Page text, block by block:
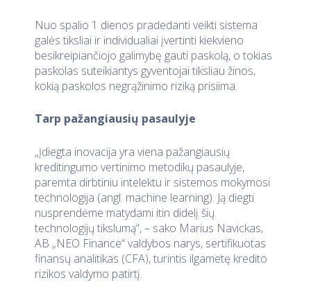
Nuo spalio 1 dienos pradedanti veikti sistema
galės tiksliai ir individualiai įvertinti kiekvieno
besikreipiančiojo galimybę gauti paskolą, o tokias
paskolas suteikiantys gyventojai tiksliau žinos,
kokią paskolos negrąžinimo riziką prisiima.
Tarp pažangiausių pasaulyje
„Įdiegta inovacija yra viena pažangiausių
kreditingumo vertinimo metodikų pasaulyje,
paremta dirbtiniu intelektu ir sistemos mokymosi
technologija (angl. machine learning). Ją diegti
nusprendėme matydami itin didelį šių
technologijų tikslumą“, – sako Marius Navickas,
AB „NEO Finance“ valdybos narys, sertifikuotas
finansų analitikas (CFA), turintis ilgametę kredito
rizikos valdymo patirtį.